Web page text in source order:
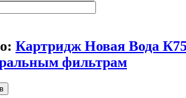
Картридж Новая Вода
фильтрам